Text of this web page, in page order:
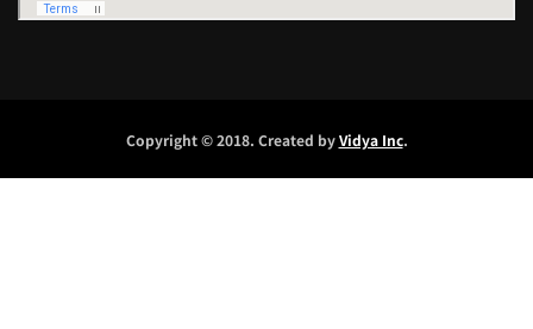
Copyright © 2018. Created byVidya Inc.